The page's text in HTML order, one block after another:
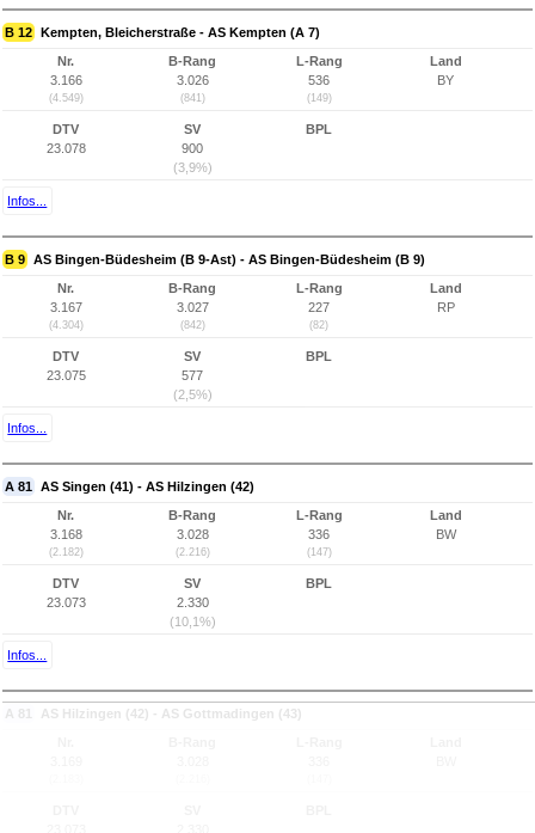
B 12 Kempten, Bleicherstraße - AS Kempten (A 7)
Nr.
3.166
(4.549)
B-Rang
3.026
(841)
L-Rang
536
(149)
Land
BY
DTV
23.078
SV
900
(3,9%)
BPL
Infos...
B 9 AS Bingen-Büdesheim (B 9-Ast) - AS Bingen-Büdesheim (B 9)
Nr.
3.167
(4.304)
B-Rang
3.027
(842)
L-Rang
227
(82)
Land
RP
DTV
23.075
SV
577
(2,5%)
BPL
Infos...
A 81 AS Singen (41) - AS Hilzingen (42)
Nr.
3.168
(2.182)
B-Rang
3.028
(2.216)
L-Rang
336
(147)
Land
BW
DTV
23.073
SV
2.330
(10,1%)
BPL
Infos...
A 81 AS Hilzingen (42) - AS Gottmadingen (43)